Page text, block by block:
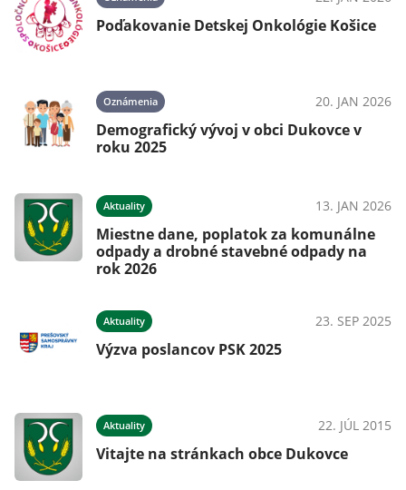
Poďakovanie Detskej Onkológie Košice
Oznámenia 20. JAN 2026
Demografický vývoj v obci Dukovce v
roku 2025
Aktuality 13. JAN 2026
Miestne dane, poplatok za komunálne
odpady a drobné stavebné odpady na
rok 2026
Aktuality 23. SEP 2025
Výzva poslancov PSK 2025
Aktuality 22. JÚL 2015
Vitajte na stránkach obce Dukovce